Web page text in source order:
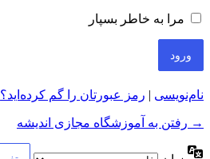
مرا به خاطر بسپار
نام‌نویسی | رمز عبورتان را گم کرده‌اید؟
→ رفتن به آموزشگاه مجازی اندیشه